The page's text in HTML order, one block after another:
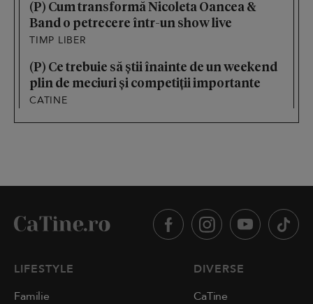
(P) Cum transformă Nicoleta Oancea &
Band o petrecere într-un show live
TIMP LIBER
(P) Ce trebuie să știi înainte de un weekend
plin de meciuri și competiții importante
CATINE
LIFESTYLE
Familie
DIVERSE
CaTine